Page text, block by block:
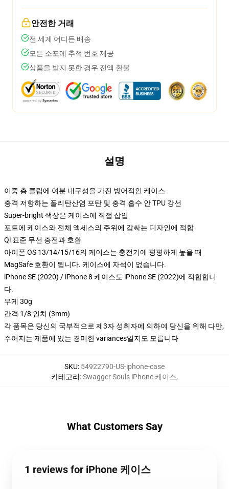
안전한 거래
전 세계 어디든 배송
모든 소포에 추적 번호 제공
상품을 받지 못한 경우 전액 환불
설명
이중 층 클립에 여분 내구성을 가진 방어적인 케이스
충격 저항하는 폴리탄산염 포탄 및 충격 흡수 안 TPU 강선
Super-bright 색상은 케이스에 직접 삽입
포트에 케이스와 전체 액세스의 주위에 감싸는 디자인에 적합
Qi 표준 무선 충전과 호환
아이폰 OS 13/14/15/16의 케이스는 충전기에 평평하게 놓을 때
MagSafe 호환이 됩니다. 케이스에 자석이 없습니다.
iPhone SE (2020) / iPhone 8 케이스도 iPhone SE (2022)에 적합합니
다.
무게 30g
간격 1/8 인치 (3mm)
각 품목은 당신의 국부적으로 제3자 성취자에 의하여 당신을 위해 다만,
주어지는 제품에 있는 경미한 variances일지도 모릅니다
SKU: 54922790-US-iphone-case
카테고리:Swagger Souls iPhone 케이스,
What Customers Say
1 reviews for iPhone 케이스